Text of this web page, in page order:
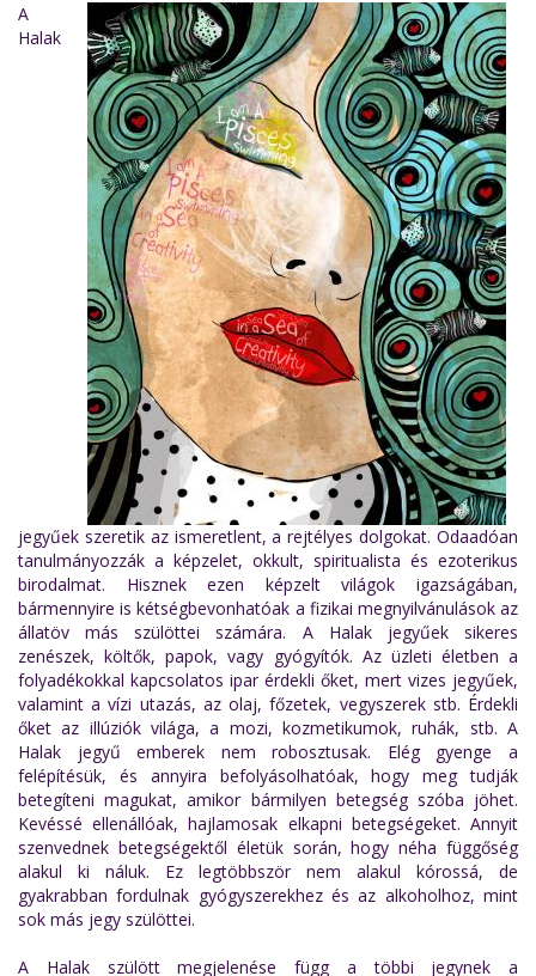
A
Halak
jegyűek szeretik az ismeretlent, a rejtélyes dolgokat. Odaadóan
tanulmányozzák a képzelet, okkult, spiritualista és ezoterikus
birodalmat. Hisznek ezen képzelt világok igazságában,
bármennyire is kétségbevonhatóak a fizikai megnyilvánulások az
állatöv más szülöttei számára. A Halak jegyűek sikeres
zenészek, költők, papok, vagy gyógyítók. Az üzleti életben a
folyadékokkal kapcsolatos ipar érdekli őket, mert vizes jegyűek,
valamint a vízi utazás, az olaj, főzetek, vegyszerek stb. Érdekli
őket az illúziók világa, a mozi, kozmetikumok, ruhák, stb. A
Halak jegyű emberek nem robosztusak. Elég gyenge a
felépítésük, és annyira befolyásolhatóak, hogy meg tudják
betegíteni magukat, amikor bármilyen betegség szóba jöhet.
Kevéssé ellenállóak, hajlamosak elkapni betegségeket. Annyit
szenvednek betegségektől életük során, hogy néha függőség
alakul ki náluk. Ez legtöbbször nem alakul kórossá, de
gyakrabban fordulnak gyógyszerekhez és az alkoholhoz, mint
sok más jegy szülöttei.
A Halak szülött megjelenése függ a többi jegynek a